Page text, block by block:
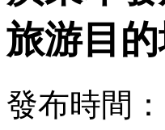
旅游目
發布時間